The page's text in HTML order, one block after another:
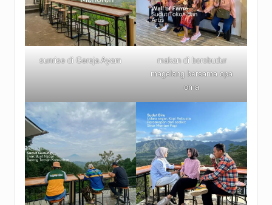
sunrise di Gereja Ayam
makan di borobudur
magelang bersama opa
oma